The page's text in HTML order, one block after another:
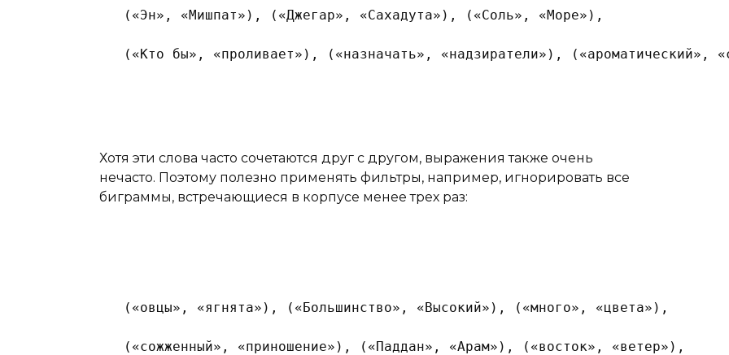
(«Эн», «Мишпат»), («Джегар», «Сахадута»), («Соль», «Море»),
(«Кто бы», «проливает»), («назначать», «надзиратели»), («ароматический»,
Хотя эти слова часто сочетаются друг с другом, выражения также очень
нечасто. Поэтому полезно применять фильтры, например, игнорировать все
биграммы, встречающиеся в корпусе менее трех раз:
(«овцы», «ягнята»), («Большинство», «Высокий»), («много», «цвета»),
(«сожженный», «приношение»), («Паддан», «Арам»), («восток», «ветер»),